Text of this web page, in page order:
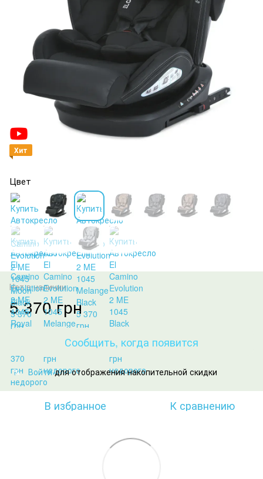
Хит
Цвет
Нет в наличии
5 370 грн
Сообщить, когда появится
% Войтидля отображения накопительной скидки
В избранное К сравнению